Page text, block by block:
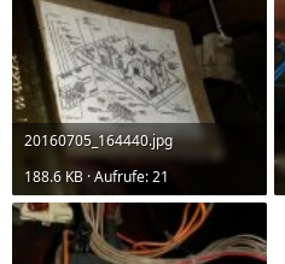
20160705_164440.jpg
188.6 KB · Aufrufe: 21